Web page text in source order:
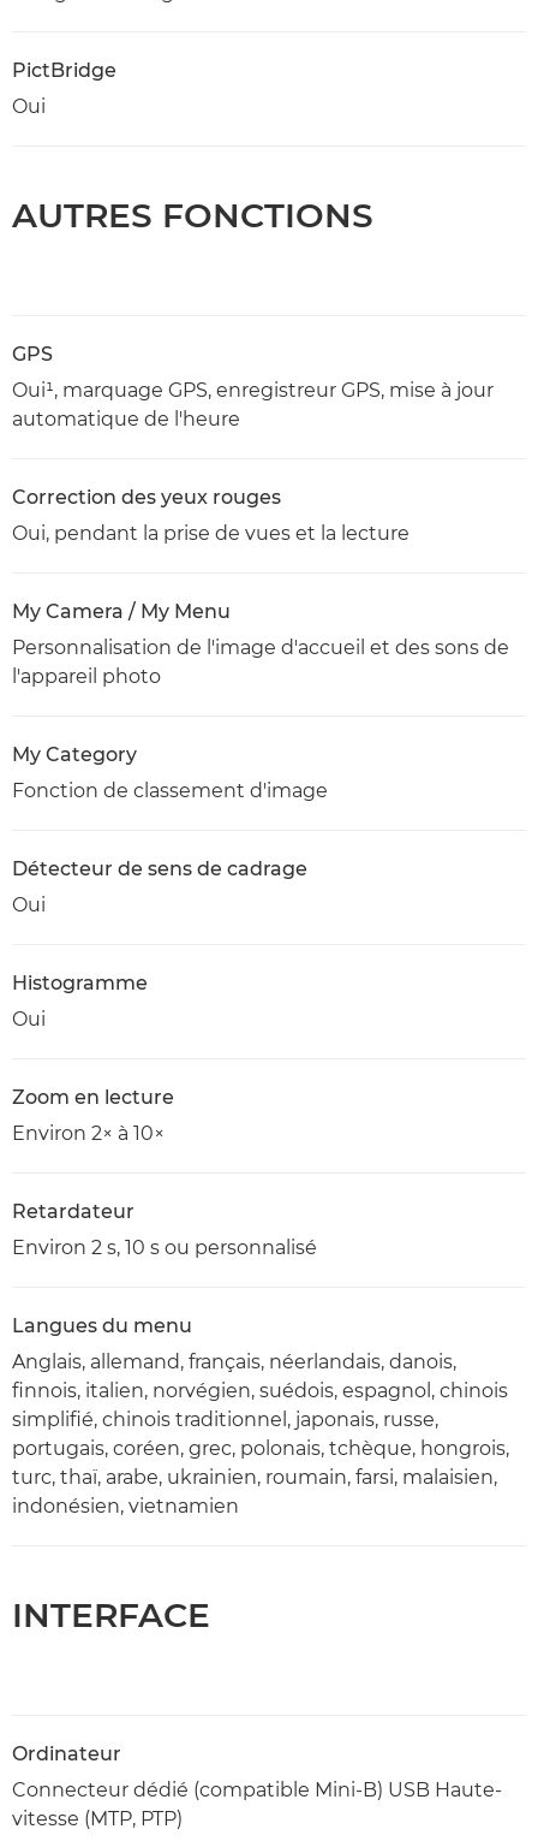
PictBridge
Oui
AUTRES FONCTIONS
GPS
Oui¹, marquage GPS, enregistreur GPS, mise à jour
automatique de l'heure
Correction des yeux rouges
Oui, pendant la prise de vues et la lecture
My Camera / My Menu
Personnalisation de l'image d'accueil et des sons de
l'appareil photo
My Category
Fonction de classement d'image
Détecteur de sens de cadrage
Oui
Histogramme
Oui
Zoom en lecture
Environ 2× à 10×
Retardateur
Environ 2 s, 10 s ou personnalisé
Langues du menu
Anglais, allemand, français, néerlandais, danois,
finnois, italien, norvégien, suédois, espagnol, chinois
simplifié, chinois traditionnel, japonais, russe,
portugais, coréen, grec, polonais, tchèque, hongrois,
turc, thaï, arabe, ukrainien, roumain, farsi, malaisien,
indonésien, vietnamien
INTERFACE
Ordinateur
Connecteur dédié (compatible Mini-B) USB Haute-
vitesse (MTP, PTP)